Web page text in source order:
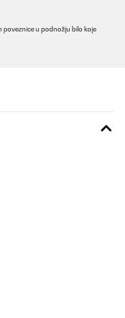
u podnožju bilo koje